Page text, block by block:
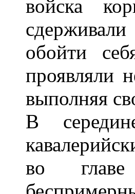
войска
обойти
проявляли
выполняя
В
во главе